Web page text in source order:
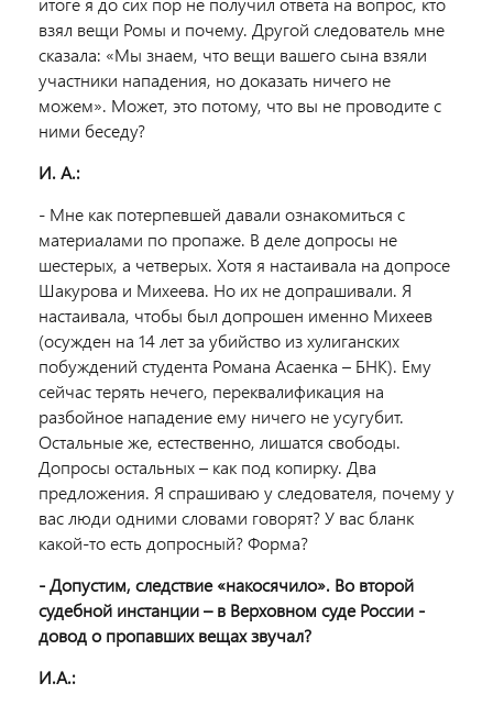
взял вещи Ромы и почему. Другой следователь мне
сказала: «Мы знаем, что вещи вашего сына взяли
участники нападения, но доказать ничего не
можем». Может, это потому, что вы не проводите с
ними беседу?
И. А.:
- Мне как потерпевшей давали ознакомиться с
материалами по пропаже. В деле допросы не
шестерых, а четверых. Хотя я настаивала на допросе
Шакурова и Михеева. Но их не допрашивали. Я
настаивала, чтобы был допрошен именно Михеев
(осужден на 14 лет за убийство из хулиганских
побуждений студента Романа Асаенка – БНК). Ему
сейчас терять нечего, переквалификация на
разбойное нападение ему ничего не усугубит.
Остальные же, естественно, лишатся свободы.
Допросы остальных – как под копирку. Два
предложения. Я спрашиваю у следователя, почему у
вас люди одними словами говорят? У вас бланк
какой-то есть допросный? Форма?
- Допустим, следствие «накосячило». Во второй
судебной инстанции – в Верховном суде России -
довод о пропавших вещах звучал?
И.А.: